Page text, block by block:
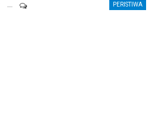
PERISTIWA